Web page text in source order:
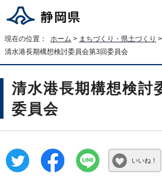
現在の位置： ホーム > まちづくり・県土づくり >
清水港長期構想検討委員会第3回委員会
清水港長期構想検討
委員会
いいね！